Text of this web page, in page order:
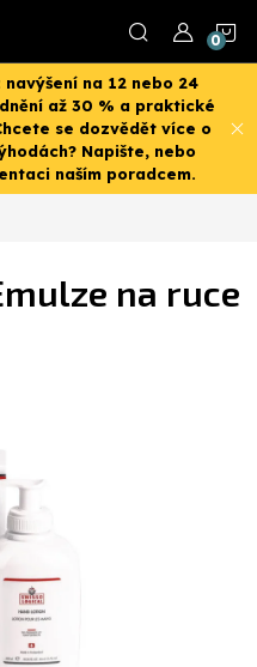
na 12 nebo 24
až 30 % a praktické
se dozvědět více o
Napište, nebo
naším poradcem.
na ruce